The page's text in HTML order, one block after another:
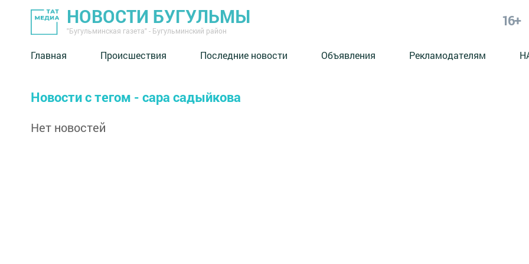
НОВОСТИ БУГУЛЬМЫ
"Бугульминская газета" - Бугульминский район
16+
Главная Происшествия Последние новости Объявления Рекламодателям
Новости с тегом - сара садыйкова
Нет новостей